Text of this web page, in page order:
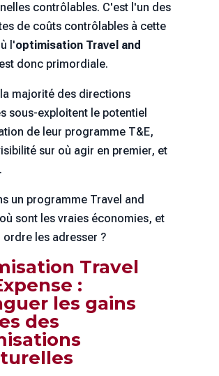
contrôlables. C'est l'un des
de coûts contrôlables à cette
l'optimisation Travel and
est donc primordiale.
majorité des directions
sous-exploitent le potentiel
de leur programme T&E,
sur où agir en premier, et
un programme Travel and
sont les vraies économies, et
ordre les adresser ?
Travel
:
les gains
des